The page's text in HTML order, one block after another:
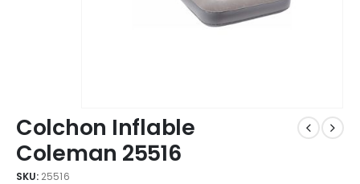
Colchon Inflable
Coleman 25516
SKU: 25516